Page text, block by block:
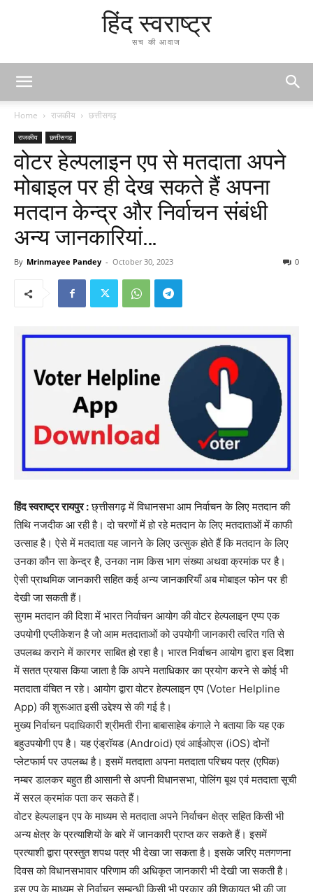
हिंद स्वराष्ट्र
सच की आवाज
Home राजकीय छत्तीसगढ़
राजकीय छत्तीसगढ़
वोटर हेल्पलाइन एप से मतदाता अपने
मोबाइल पर ही देख सकते हैं अपना
मतदान केन्द्र और निर्वाचन संबंधी
अन्य जानकारियां…
By Mrinmayee Pandey - October 30, 2023 0
हिंद स्वराष्ट्र रायपुर :छ्त्तीसगढ़ में विधानसभा आम निर्वाचन के लिए मतदान की
तिथि नजदीक आ रही है। दो चरणों में हो रहे मतदान के लिए मतदाताओं में काफी
उत्साह है। ऐसे में मतदाता यह जानने के लिए उत्सुक होते हैं कि मतदान के लिए
उनका कौन सा केन्द्र है, उनका नाम किस भाग संख्या अथवा क्रमांक पर है।
ऐसी प्राथमिक जानकारी सहित कई अन्य जानकारियाँ अब मोबाइल फोन पर ही
देखी जा सकती हैं।
सुगम मतदान की दिशा में भारत निर्वाचन आयोग की वोटर हेल्पलाइन एप्प एक
उपयोगी एप्लीकेशन है जो आम मतदाताओं को उपयोगी जानकारी त्वरित गति से
उपलब्ध कराने में कारगर साबित हो रहा है। भारत निर्वाचन आयोग द्वारा इस दिशा
में सतत प्रयास किया जाता है कि अपने मताधिकार का प्रयोग करने से कोई भी
मतदाता वंचित न रहे। आयोग द्वारा वोटर हेल्पलाइन एप (Voter Helpline
App) की शुरूआत इसी उद्देश्य से की गई है।
मुख्य निर्वाचन पदाधिकारी श्रीमती रीना बाबासाहेब कंगाले ने बताया कि यह एक
बहुउपयोगी एप है। यह एंड्रॉयड (Android) एवं आईओएस (iOS) दोनों
प्लेटफार्म पर उपलब्ध है। इसमें मतदाता अपना मतदाता परिचय पत्र (एपिक)
नम्बर डालकर बहुत ही आसानी से अपनी विधानसभा, पोलिंग बूथ एवं मतदाता सूची
में सरल क्रमांक पता कर सकते हैं।
वोटर हेल्पलाइन एप के माध्यम से मतदाता अपने निर्वाचन क्षेत्र सहित किसी भी
अन्य क्षेत्र के प्रत्याशियों के बारे में जानकारी प्राप्त कर सकते हैं। इसमें
प्रत्याशी द्वारा प्रस्तुत शपथ पत्र भी देखा जा सकता है। इसके जरिए मतगणना
दिवस को विधानसभावार परिणाम की अधिकृत जानकारी भी देखी जा सकती है।
इस एप के माध्यम से निर्वाचन सम्बन्धी किसी भी प्रकार की शिकायत भी की जा